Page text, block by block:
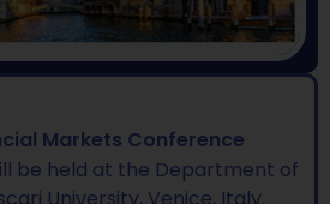
Markets Conference
be held at the Department of
University, Venice, Italy.